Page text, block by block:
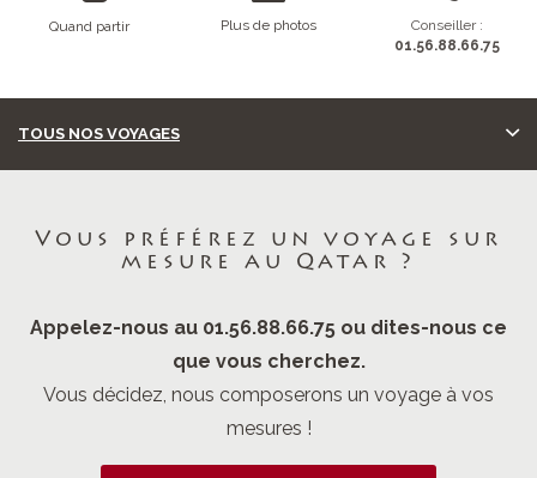
Quand partir Plus de photos
Conseiller :
01.56.88.66.75
TOUS NOS VOYAGES
Vous préférez un voyage sur
mesure au Qatar ?
Appelez-nous au 01.56.88.66.75 ou dites-nous ce
que vous cherchez.
Vous décidez, nous composerons un voyage à vos
mesures !